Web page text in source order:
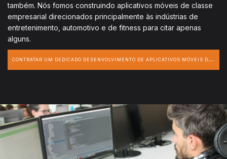
também. Nós fomos construindo aplicativos móveis de classe
empresarial direcionados principalmente às indústrias de
entretenimento, automotivo e de fitness para citar apenas
alguns.
C
ONTRATAR UM DEDICADO DESENVOLVIMENTO DE APLICATIVOS MÓVEIS DESENVOLVEDOR